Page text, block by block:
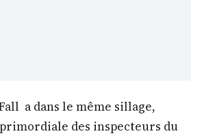
a dans le même sillage,
des inspecteurs du